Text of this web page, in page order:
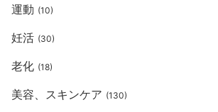
運動 (10)
妊活 (30)
老化 (18)
美容、スキンケア (130)